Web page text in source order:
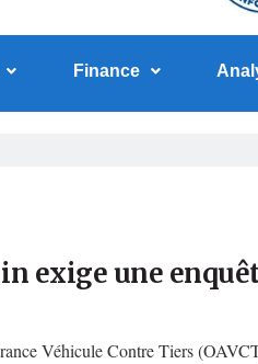
Finance
exige une
Véhicule Contre Tiers